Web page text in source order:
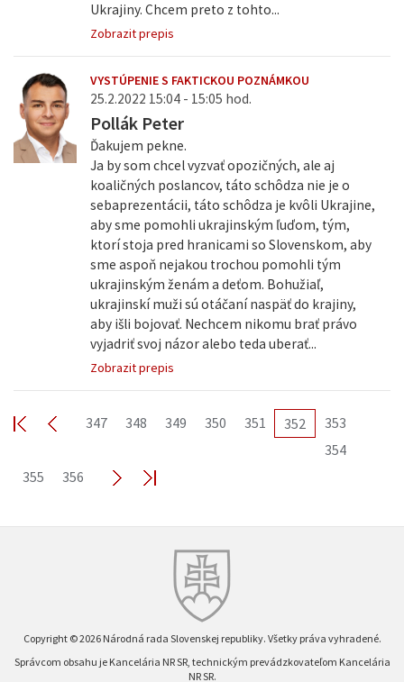
Ukrajiny. Chcem preto z tohto...
Zobrazit prepis
VYSTÚPENIE S FAKTICKOU POZNÁMKOU
25.2.2022 15:04 - 15:05 hod.
Pollák Peter
Ďakujem pekne.
Ja by som chcel vyzvať opozičných, ale aj
koaličných poslancov, táto schôdza nie je o
sebaprezentácii, táto schôdza je kvôli Ukrajine,
aby sme pomohli ukrajinským ľuďom, tým,
ktorí stoja pred hranicami so Slovenskom, aby
sme aspoň nejakou trochou pomohli tým
ukrajinským ženám a deťom. Bohužiaľ,
ukrajinskí muži sú otáčaní naspäť do krajiny,
aby išli bojovať. Nechcem nikomu brať právo
vyjadriť svoj názor alebo teda uberať...
Zobrazit prepis
347 348 349 350 351 352
353
354
355
356
Copyright © 2026 Národná rada Slovenskej republiky. Všetky práva vyhradené.
Správcom obsahu je Kancelária NR SR, technickým prevádzkovateľom Kancelária
NR SR.